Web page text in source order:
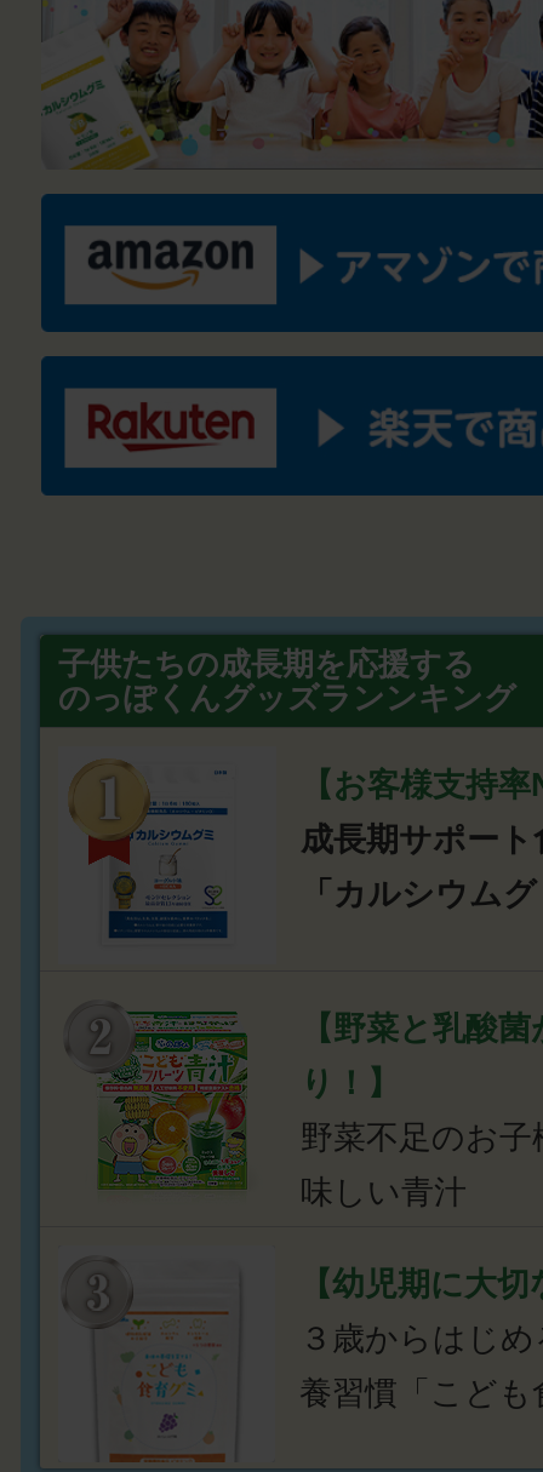
子供たちの成長期を応援する
のっぽくんグッズランンキング
【お客様支持
成長期サポート
「カルシウム
【野菜と乳酸
り！】
野菜不足のお
味しい青汁
【幼児期に大
３歳からはじ
養習慣「こども